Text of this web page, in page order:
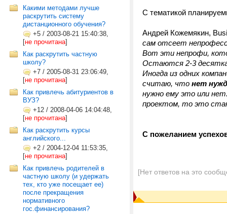
Какими методами лучше
раскрутить систему
дистанционного обучения?
+5 / 2003-08-21 15:40:38,
[не прочитана]
Как раскрутить частную
школу?
+7 / 2005-08-31 23:06:49,
[не прочитана]
Как привлечь абитуриентов в
ВУЗ?
+12 / 2008-04-06 14:04:48,
[не прочитана]
Как раскрутить курсы
английского...
+2 / 2004-12-04 11:53:35,
[не прочитана]
Как привлечь родителей в
частную школу (и удержать
тех, кто уже посещает ее)
после прекращения
нормативного
гос.финансирования?
С тематикой
Андрей Кожемякин,
сам отсеет
Вот эти непрофи,
Остаются 2-3 десятка
Иногда из одних
считаю, что нет
нужно ему это или
проектом, то это
С пожеланием
[Нет ответов на это